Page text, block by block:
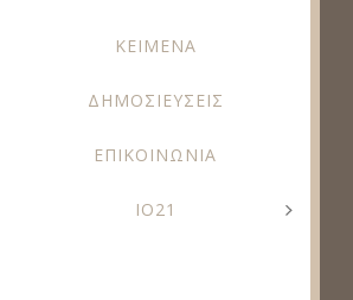
ΚΕΙΜΕΝΑ
ΔΗΜΟΣΙΕΥΣΕΙΣ
ΕΠΙΚΟΙΝΩΝΙΑ
IO21